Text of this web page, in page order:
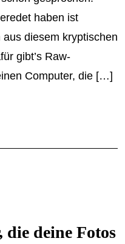
haben ist
diesem kryptischen
gibt’s Raw-
Computer, die […]
die deine Fotos